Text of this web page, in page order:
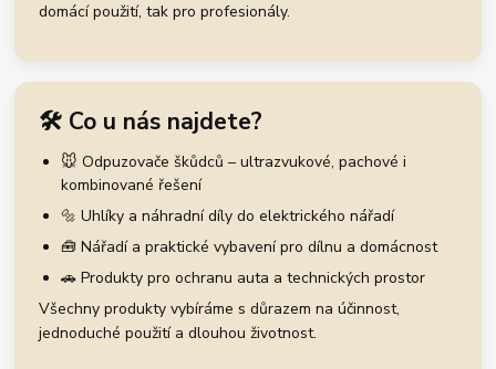
domácí použití, tak pro profesionály.
🛠️ Co u nás najdete?
🐭 Odpuzovače škůdců – ultrazvukové, pachové i
kombinované řešení
🔩 Uhlíky a náhradní díly do elektrického nářadí
🧰 Nářadí a praktické vybavení pro dílnu a domácnost
🚗 Produkty pro ochranu auta a technických prostor
Všechny produkty vybíráme s důrazem na účinnost,
jednoduché použití a dlouhou životnost.